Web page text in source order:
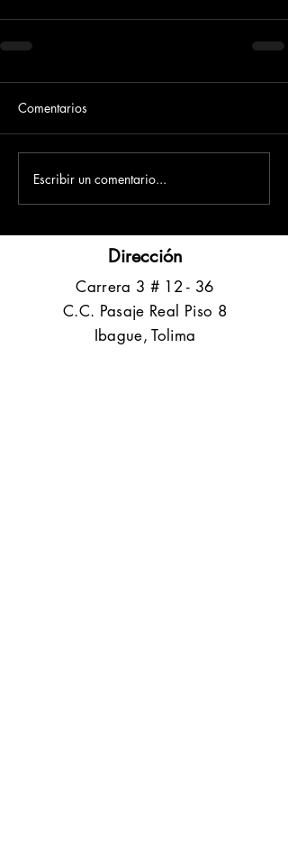
Comentarios
Escribir un comentario...
Dirección
​Carrera 3 # 12 - 36
C.C. Pasaje Real Piso 8
Ibague, Tolima